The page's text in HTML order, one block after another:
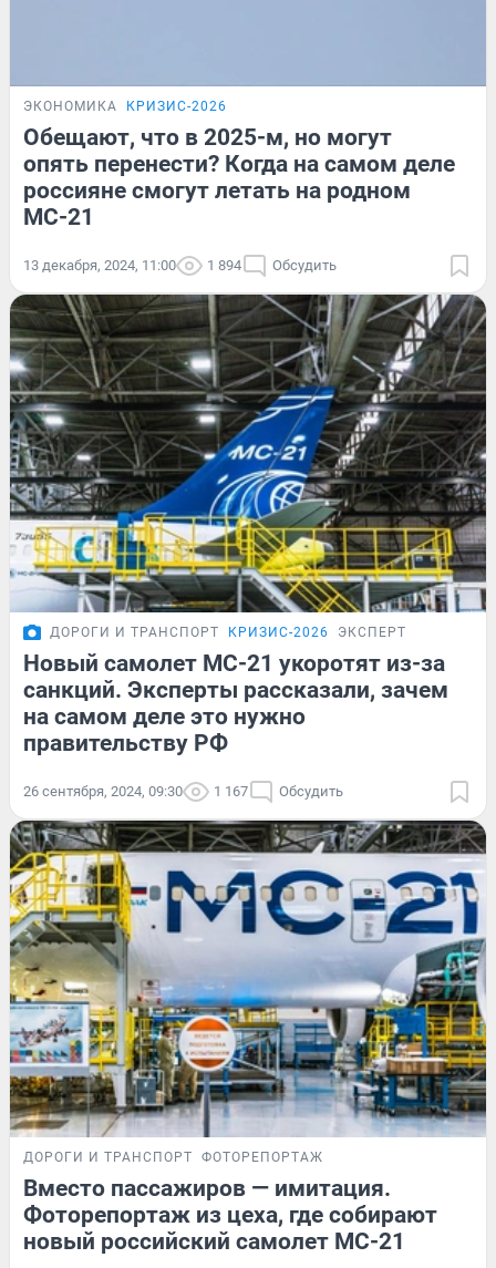
ЭКОНОМИКА КРИЗИС-2026
Обещают, что в 2025-м, но могут
опять перенести? Когда на самом деле
россияне смогут летать на родном
МС-21
13 декабря, 2024, 11:00 1 894 Обсудить
ДОРОГИ И ТРАНСПОРТ КРИЗИС-2026 ЭКСПЕРТ
Новый самолет МС-21 укоротят из-за
санкций. Эксперты рассказали, зачем
на самом деле это нужно
правительству РФ
26 сентября, 2024, 09:30 1 167 Обсудить
ДОРОГИ И ТРАНСПОРТ ФОТОРЕПОРТАЖ
Вместо пассажиров — имитация.
Фоторепортаж из цеха, где собирают
новый российский самолет МС-21